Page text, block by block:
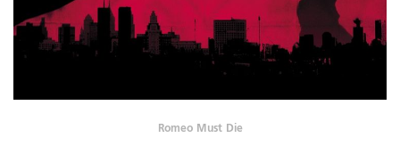
Romeo Must Die